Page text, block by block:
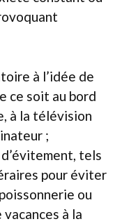
à l’idée de
ce soit au bord
à la télévision
;
tels
pour éviter
ou
à la